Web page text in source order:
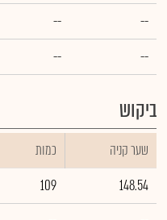
--
--
--
--
ביקוש
שער קניה כמות
148.54
109